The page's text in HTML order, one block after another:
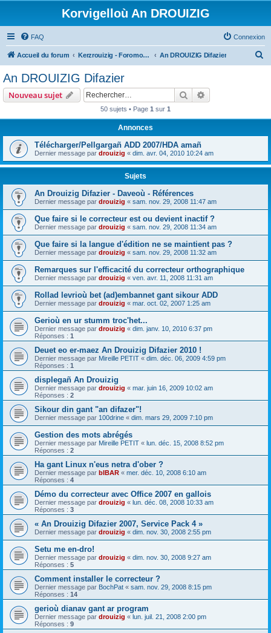
Korvigelloù An DROUIZIG
FAQ Connexion
Accueil du forum Kerzrouizig - Foromoù An Drouizig An DROUIZIG Difazier
e
r
An DROUIZIG Difazier
Nouveau sujet Rechercher
50 sujets • Page 1 sur 1
Annonces
Télécharger/Pellgargañ ADD 2007/HDA amañ
Dernier message par drouizig « dim. avr. 04, 2010 10:24 am
Sujets
An Drouizig Difazier - Daveoù - Références
Dernier message par drouizig « sam. nov. 29, 2008 11:47 am
Que faire si le correcteur est ou devient inactif ?
Dernier message par drouizig « sam. nov. 29, 2008 11:34 am
Que faire si la langue d'édition ne se maintient pas ?
Dernier message par drouizig « sam. nov. 29, 2008 11:32 am
Remarques sur l'efficacité du correcteur orthographique
Dernier message par drouizig « ven. avr. 11, 2008 11:31 am
Rollad levrioù bet (ad)embannet gant sikour ADD
Dernier message par drouizig « mar. oct. 02, 2007 1:25 am
Gerioù en ur stumm troc'het...
Dernier message par drouizig « dim. janv. 10, 2010 6:37 pm
Réponses : 1
Deuet eo er-maez An Drouizig Difazier 2010 !
Dernier message par Mireille PETIT « dim. déc. 06, 2009 4:59 pm
Réponses : 1
displegañ An Drouizig
Dernier message par drouizig « mar. juin 16, 2009 10:02 am
Réponses : 2
Sikour din gant "an difazer"!
Dernier message par 100drine « dim. mars 29, 2009 7:10 pm
Gestion des mots abrégés
Dernier message par Mireille PETIT « lun. déc. 15, 2008 8:52 pm
Réponses : 2
Ha gant Linux n'eus netra d'ober ?
Dernier message par bIBAR « mer. déc. 10, 2008 6:10 am
Réponses : 4
Démo du correcteur avec Office 2007 en gallois
Dernier message par drouizig « lun. déc. 08, 2008 10:33 am
Réponses : 3
« An Drouizig Difazier 2007, Service Pack 4 »
Dernier message par drouizig « dim. nov. 30, 2008 2:55 pm
Setu me en-dro!
Dernier message par drouizig « dim. nov. 30, 2008 9:27 am
Réponses : 5
Comment installer le correcteur ?
Dernier message par BochPat « sam. nov. 29, 2008 8:15 pm
Réponses : 14
gerioù dianav gant ar program
Dernier message par drouizig « lun. juil. 21, 2008 2:00 pm
Réponses : 9